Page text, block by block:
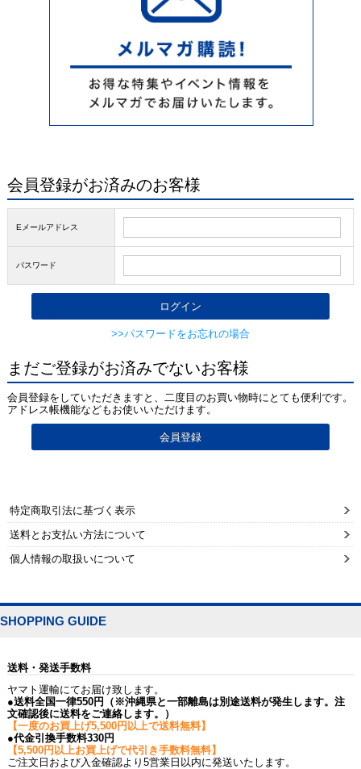
会員登録がお済みのお客様
Eメールアドレス
パスワード
>>パスワードをお忘れの場合
まだご登録がお済みでないお客様
会員登録をしていただきますと、二度目のお買い物時にとても便利です。
アドレス帳機能などもお使いいただけます。
特定商取引法に基づく表示
送料とお支払い方法について
個人情報の取扱いについて
SHOPPING GUIDE
送料・発送手数料
ヤマト運輸にてお届け致します。
●送料全国一律550円（※沖縄県と一部離島は別途送料が発生します。注
文確認後に送料をご連絡します。）
【一度のお買上げ5,500円以上で送料無料】
●代金引換手数料330円
【5,500円以上お買上げで代引き手数料無料】
ご注文日および入金確認より5営業日以内に発送いたします。